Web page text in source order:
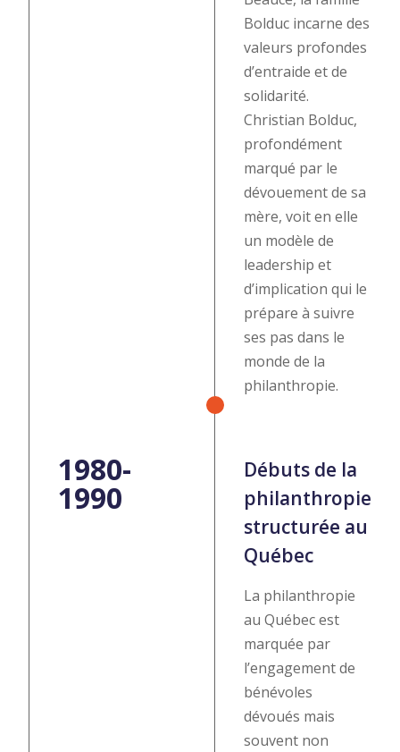
Bolduc incarne des
valeurs profondes
d’entraide et de
solidarité.
Christian Bolduc,
profondément
marqué par le
dévouement de sa
mère, voit en elle
un modèle de
leadership et
d’implication qui le
prépare à suivre
ses pas dans le
monde de la
philanthropie.
Débuts de la
philanthropie
structurée au
Québec
La philanthropie
au Québec est
marquée par
l’engagement de
bénévoles
dévoués mais
souvent non
1980-
1990